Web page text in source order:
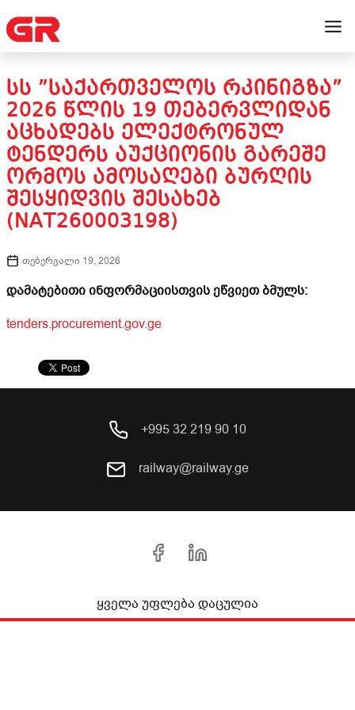
ᲡᲡ ”ᲡᲐᲥᲐᲠᲗᲕᲔᲚᲝᲡ ᲠᲙᲘᲜᲘᲒᲖᲐ”
2026 ᲬᲚᲘᲡ 19 ᲗᲔᲑᲔᲠᲕᲚᲘᲓᲐᲜ
ᲐᲪᲮᲐᲓᲔᲑᲡ ᲔᲚᲔᲥᲢᲠᲝᲜᲣᲚ
ᲢᲔᲜᲓᲔᲠᲡ ᲐᲣᲥᲪᲘᲝᲜᲘᲡ ᲒᲐᲠᲔᲨᲔ
ᲝᲠᲛᲝᲡ ᲐᲛᲝᲡᲐᲦᲔᲑᲘ ᲑᲣᲠᲦᲘᲡ
ᲨᲔᲡᲧᲘᲓᲕᲘᲡ ᲨᲔᲡᲐᲮᲔᲑ
(NAT260003198)
თებერვალი 19, 2026
დამატებითი ინფორმაციისთვის ეწვიეთ ბმულს:
tenders.procurement.gov.ge
+995 32 219 90 10
railway@railway.ge
ყველა უფლება დაცულია